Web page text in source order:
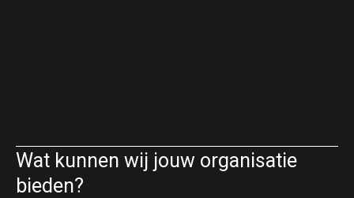
Wat kunnen wij jouw organisatie
bieden?